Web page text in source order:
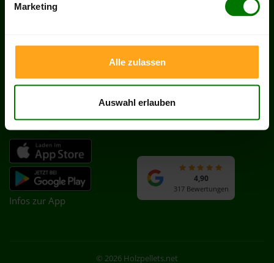
Marketing
Alle zulassen
Auswahl erlauben
Hilfe & FAQ
Zahlung & Lieferung
Händler werden
Heizöl in Deutschland
Datenschutz
Cookie-Einstellungen
Vertrag widerrufen
PELLETS APP
Infos zur App
BEWERTUNGEN
4,90
317 Bewertungen
© 2026 Holzpellets.net